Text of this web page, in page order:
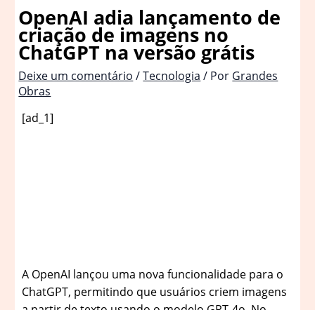
OpenAI adia lançamento de
criação de imagens no
ChatGPT na versão grátis
Deixe um comentário /Tecnologia / Por Grandes
Obras
[ad_1]
A OpenAI lançou uma nova funcionalidade para o
ChatGPT, permitindo que usuários criem imagens